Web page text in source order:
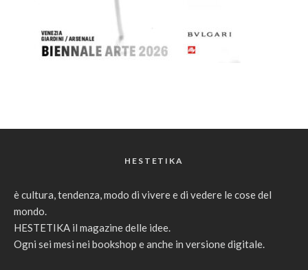
HESTETIKA
è cultura, tendenza, modo di vivere e di vedere le cose del
mondo.
HESTETIKA il magazine delle idee.
Ogni sei mesi nei bookshop e anche in versione digitale.